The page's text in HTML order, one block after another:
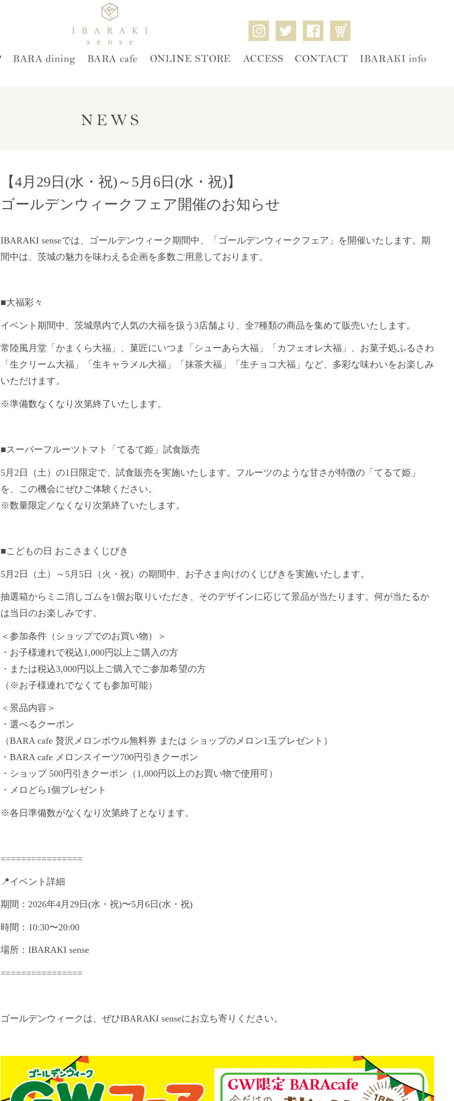
【4月29日(水・祝)～5月6日(水・祝)】
ゴールデンウィークフェア開催のお知らせ
IBARAKI senseでは、ゴールデンウィーク期間中、「ゴールデンウィークフェア」を開催いたします。期
間中は、茨城の魅力を味わえる企画を多数ご用意しております。
■大福彩々
イベント期間中、茨城県内で人気の大福を扱う3店舗より、全7種類の商品を集めて販売いたします。
常陸風月堂「かまくら大福」、菓匠にいつま「シューあら大福」「カフェオレ大福」、お菓子処ふるさわ
「生クリーム大福」「生キャラメル大福」「抹茶大福」「生チョコ大福」など、多彩な味わいをお楽しみ
いただけます。
※準備数なくなり次第終了いたします。
■スーパーフルーツトマト「てるて姫」試食販売
5月2日（土）の1日限定で、試食販売を実施いたします。フルーツのような甘さが特徴の「てるて姫」
を、この機会にぜひご体験ください。
※数量限定／なくなり次第終了いたします。
■こどもの日 おこさまくじびき
5月2日（土）～5月5日（火・祝）の期間中、お子さま向けのくじびきを実施いたします。
抽選箱からミニ消しゴムを1個お取りいただき、そのデザインに応じて景品が当たります。何が当たるか
は当日のお楽しみです。
＜参加条件（ショップでのお買い物）＞
・お子様連れで税込1,000円以上ご購入の方
・または税込3,000円以上ご購入でご参加希望の方
（※お子様連れでなくても参加可能）
＜景品内容＞
・選べるクーポン
（BARA cafe 贅沢メロンボウル無料券 または ショップのメロン1玉プレゼント）
・BARA cafe メロンスイーツ700円引きクーポン
・ショップ 500円引きクーポン（1,000円以上のお買い物で使用可）
・メロどら1個プレゼント
※各日準備数がなくなり次第終了となります。
================
📍イベント詳細
期間：2026年4月29日(水・祝)〜5月6日(水・祝)
時間：10:30〜20:00
場所：IBARAKI sense
================
ゴールデンウィークは、ぜひIBARAKI senseにお立ち寄りください。